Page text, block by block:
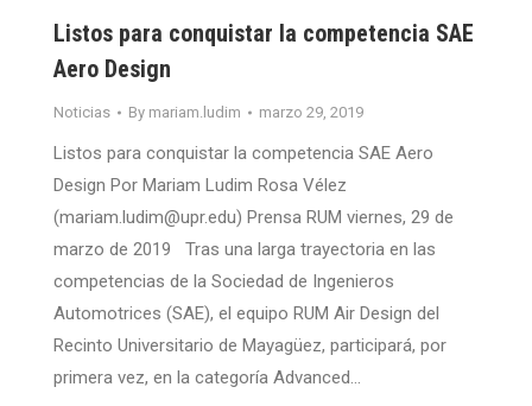
Listos para conquistar la competencia SAE
Aero Design
Noticias By mariam.ludim marzo 29, 2019
Listos para conquistar la competencia SAE Aero
Design Por Mariam Ludim Rosa Vélez
(mariam.ludim@upr.edu) Prensa RUM viernes, 29 de
marzo de 2019 Tras una larga trayectoria en las
competencias de la Sociedad de Ingenieros
Automotrices (SAE), el equipo RUM Air Design del
Recinto Universitario de Mayagüez, participará, por
primera vez, en la categoría Advanced…